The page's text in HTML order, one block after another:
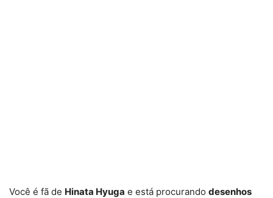
Você é fã de Hinata Hyuga e está procurando desenhos